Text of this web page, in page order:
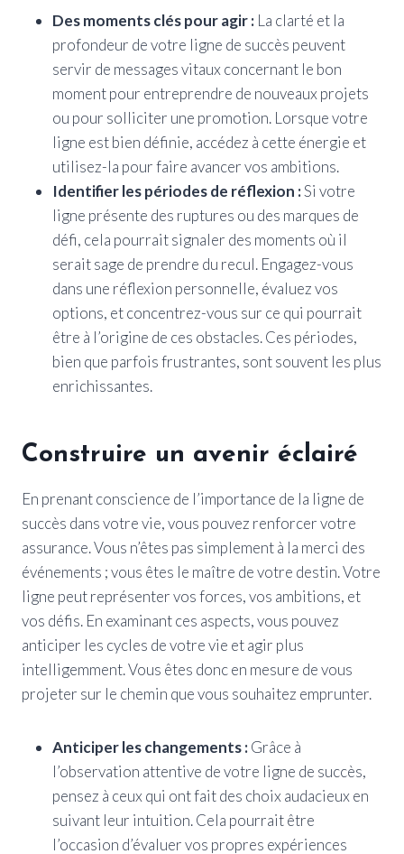
Des moments clés pour agir : La clarté et la
profondeur de votre ligne de succès peuvent
servir de messages vitaux concernant le bon
moment pour entreprendre de nouveaux projets
ou pour solliciter une promotion. Lorsque votre
ligne est bien définie, accédez à cette énergie et
utilisez-la pour faire avancer vos ambitions.
Identifier les périodes de réflexion :Si votre
ligne présente des ruptures ou des marques de
défi, cela pourrait signaler des moments où il
serait sage de prendre du recul. Engagez-vous
dans une réflexion personnelle, évaluez vos
options, et concentrez-vous sur ce qui pourrait
être à l’origine de ces obstacles. Ces périodes,
bien que parfois frustrantes, sont souvent les plus
enrichissantes.
Construire un avenir éclairé
En prenant conscience de l’importance de la ligne de
succès dans votre vie, vous pouvez renforcer votre
assurance. Vous n’êtes pas simplement à la merci des
événements ; vous êtes le maître de votre destin. Votre
ligne peut représenter vos forces, vos ambitions, et
vos défis. En examinant ces aspects, vous pouvez
anticiper les cycles de votre vie et agir plus
intelligemment. Vous êtes donc en mesure de vous
projeter sur le chemin que vous souhaitez emprunter.
Anticiper les changements :Grâce à
l’observation attentive de votre ligne de succès,
pensez à ceux qui ont fait des choix audacieux en
suivant leur intuition. Cela pourrait être
l’occasion d’évaluer vos propres expériences